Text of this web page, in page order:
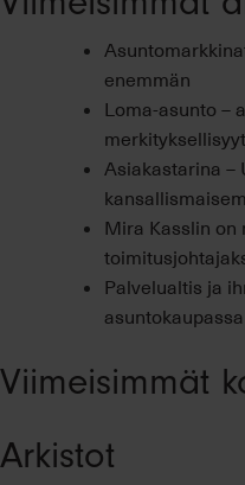
enemmän
Loma-asunto –
Asiakastarina –
Mira Kasslin on
Palvelualtis ja
asuntokaupassa
Viimeisimmät
Arkistot